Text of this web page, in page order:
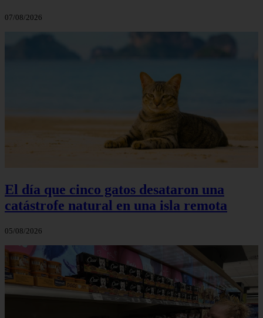
07/08/2026
El día que cinco gatos desataron una
catástrofe natural en una isla remota
05/08/2026